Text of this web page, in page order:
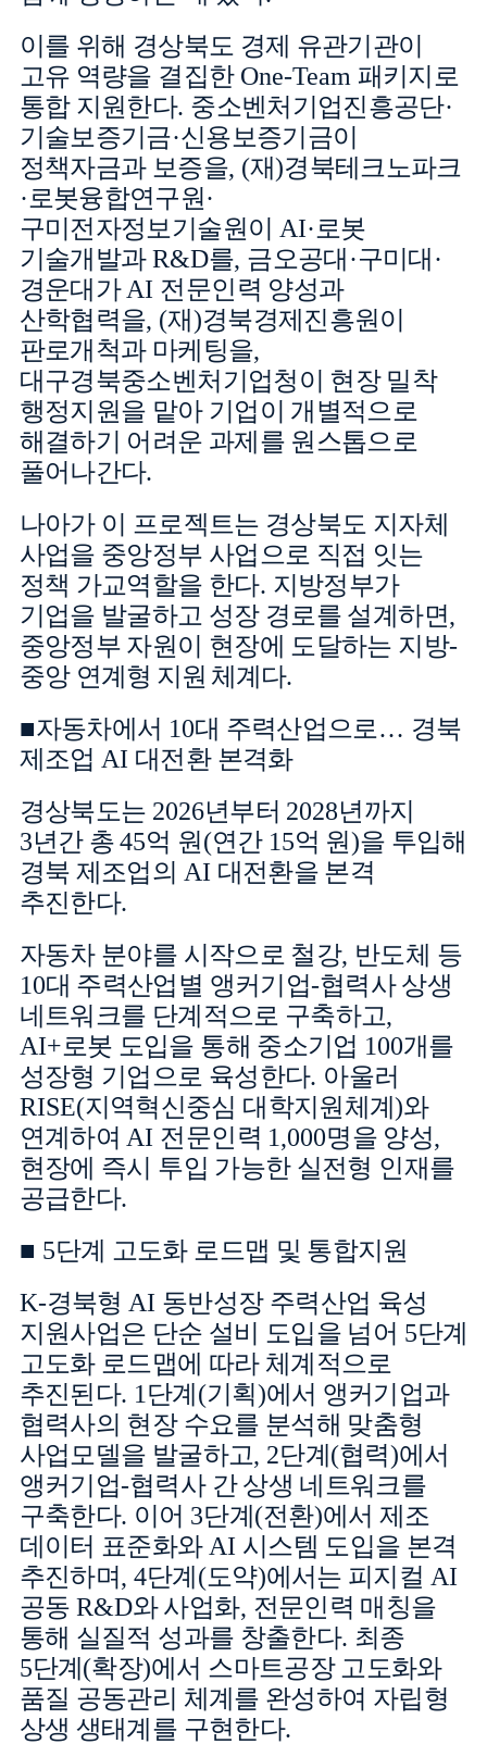
이를 위해 경상북도 경제 유관기관이
고유 역량을 결집한 One-Team 패키지로
통합 지원한다. 중소벤처기업진흥공단·
기술보증기금·신용보증기금이
정책자금과 보증을, (재)경북테크노파크
· 로봇융합연구원 ·
구미전자정보기술원이 AI· 로봇
기술개발과R&D를, 금오공대 ·구미대 ·
경운대가 AI 전문인력 양성과
산학협력을, (재)경북경제진흥원이
판로개척과 마케팅을,
대구경북중소벤처기업청이 현장 밀착
행정지원을 맡아 기업이 개별적으로
해결하기 어려운 과제를 원스톱으로
풀어나간다.
나아가 이 프로젝트는 경상북도 지자체
사업을 중앙정부 사업으로 직접 잇는
정책 가교역할을 한다. 지방정부가
기업을 발굴하고 성장 경로를 설계하면,
중앙정부 자원이 현장에 도달하는 지방-
중앙 연계 형 지원 체계다.
■자동차에서 10대 주력산업으로 … 경북
제조업 AI 대전환 본격화
경상북도는 2026년부터 2028년까지
3년간 총45억 원 (연간 15억 원)을 투입해
경북 제조업의 AI 대전환을 본격
추진한다.
자동차 분야를 시작으로 철강, 반도체 등
10대 주력산업별 앵커기업-협력사 상생
네트워크를 단계적으로 구축하고,
AI+로봇 도입을 통해 중소기업 100개를
성장형 기업으로 육성한다. 아울러
RISE(지역혁신중심 대학지원체계)와
연계하여 AI 전문인력 1,000명을 양성,
현장에 즉시 투입 가능한 실전형 인재를
공급한다.
■ 5단계 고도화 로드맵 및 통합지원
K-경북형 AI 동반성장 주력산업 육성
지원사업은 단순 설비 도입을 넘어 5단계
고도화 로드맵에 따라 체계적으로
추진된다. 1 단계 (기획)에서 앵커기업과
협력사의 현장 수요를 분석해 맞춤형
사업모델을 발굴하고, 2단계 (협력)에서
앵커기업-협력사 간 상생 네트워크를
구축한다. 이어 3단계 (전환)에서 제조
데이터 표준화와 AI 시스템 도입을 본격
추진하며, 4단계 (도약)에서는 피지컬 AI
공동 R&D와 사업화, 전문인력 매칭을
통해 실질적 성과를 창출한다. 최종
5단계 (확장)에서 스마트공장 고도화와
품질 공동관리 체계를 완성하여 자립형
상생 생태계를 구현한다.